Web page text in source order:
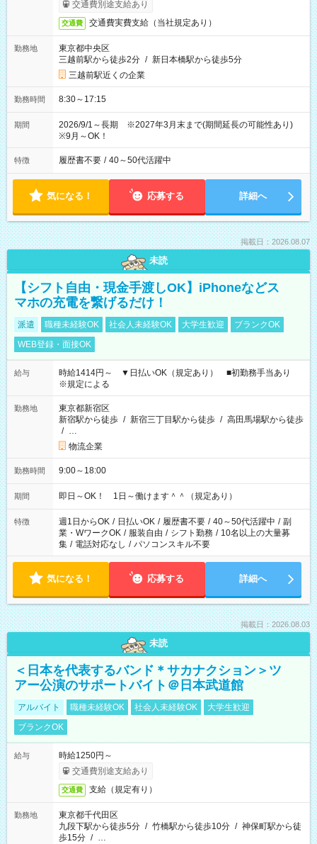
交通費別途支給あり
交通費 交通費実費支給（当社規定あり）
勤務地
東京都中央区
三越前駅から徒歩2分 / 新日本橋駅から徒歩5分
三越前駅近くの企業
勤務時間 8:30～17:15
期間
2026/9/1～長期 ※2027年3月末まで(期間延長の可能性あり)
※9月～OK！
特徴 履歴書不要 / 40～50代活躍中
気になる！ 応募する 詳細へ
掲載日：2026.08.07
未読
【シフト自由・現金手渡しOK】iPhoneなどス
マホの充電を繋げるだけ！
派遣 職種未経験OK 社会人未経験OK 大学生歓迎
ブランクOK
WEB登録・面接OK
給与
時給1414円～ ▼日払いOK（規定あり） ■初勤務手当あり
※規定による
勤務地
東京都新宿区
新宿駅から徒歩 / 新宿三丁目駅から徒歩 / 高田馬場駅から徒歩
/ …
物流企業
勤務時間 9:00～18:00
期間 即日～OK！ 1日～働けます＾＾（規定あり）
特徴 週1日からOK / 日払いOK / 履歴書不要 / 40～50代活躍中 / 副
業・WワークOK / 服装自由 / シフト勤務 / 10名以上の大量募
集 / 電話対応なし / パソコンスキル不要
気になる！ 応募する 詳細へ
掲載日：2026.08.03
未読
＜日本を代表するバンド＊サカナクション＞ツ
アー公演のサポートバイト＠日本武道館
アルバイト 職種未経験OK 社会人未経験OK
大学生歓迎
ブランクOK
給与
時給1250円～
交通費別途支給あり
交通費 支給（規定有り）
勤務地
東京都千代田区
九段下駅から徒歩5分 / 竹橋駅から徒歩10分 / 神保町駅から徒
歩15分 / …